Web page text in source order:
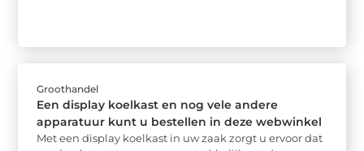
Groothandel
Een display koelkast en nog vele andere
apparatuur kunt u bestellen in deze webwinkel
Met een display koelkast in uw zaak zorgt u ervoor dat